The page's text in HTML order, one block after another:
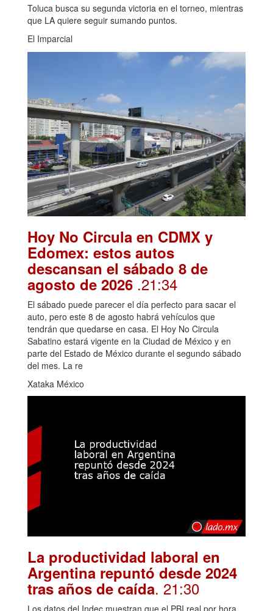
Toluca busca su segunda victoria en el torneo, mientras
que LA quiere seguir sumando puntos.
El Imparcial
Hoy No Circula en CDMX y
Edomex: estos autos
descansan el sábado 8 de
agosto de 2026 .21:34
El sábado puede parecer el día perfecto para sacar el
auto, pero este 8 de agosto habrá vehículos que
tendrán que quedarse en casa. El Hoy No Circula
Sabatino estará vigente en la Ciudad de México y en
parte del Estado de México durante el segundo sábado
del mes. La re
Xataka México
La productividad laboral en
Argentina repuntó desde 2024
tras años de caída. 21:30
Los datos del Indec muestran que el PBI real por hora